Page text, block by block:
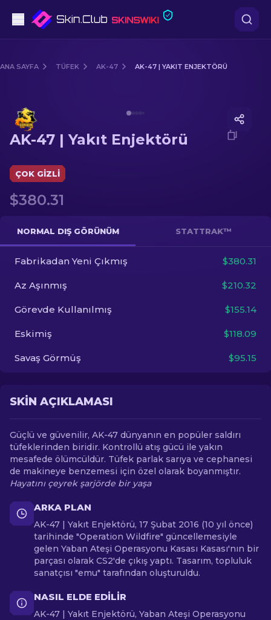
Dürbünlü Tüfek
Bıçaklar
Eldiven
Kasalar
Diğer
ANA SAYFA TÜFEK AK-47 AK-47 | YAKIT ENJEKTÖRÜ
AK-47 | Yakıt Enjektörü
ÇOK GIZLI
$380.31
NORMAL DIŞ GÖRÜNÜM STATTRAK™
Fabrikadan Yeni Çıkmış $380.31
Az Aşınmış $210.32
Görevde Kullanılmış $155.14
Eskimiş $118.09
Savaş Görmüş $95.15
SKIN AÇIKLAMASI
Güçlü ve güvenilir, AK-47 dünyanın en popüler saldırı
tüfeklerinden biridir. Kontrollü atış gücü ile yakın
mesafede ölümcüldür. Tüfek parlak sarıya ve cephanesi
de makineye benzemesi için özel olarak boyanmıştır.
Hayatını çeyrek şarjörde bir yaşa
ARKA PLAN
AK-47 | Yakıt Enjektörü, 17 Şubat 2016 (10 yıl önce)
tarihinde "Operation Wildfire" güncellemesiyle
gelen Yaban Ateşi Operasyonu Kasası Kasası'nın bir
parçası olarak CS2'de çıkış yaptı. Tasarım, topluluk
sanatçısı "emu" tarafından oluşturuldu.
NASIL ELDE EDILIR
AK-47 | Yakıt Enjektörü, Yaban Ateşi Operasyonu